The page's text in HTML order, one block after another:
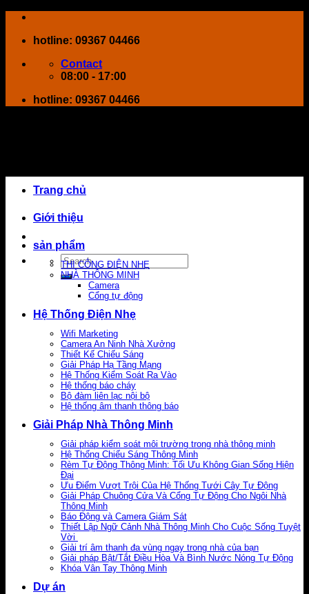
Skip
contenthotline: 09367 04466
Contact
08:00 - 17:00
hotline: 09367 04466
Search
for:
Trang chủ
Giới thiệu
sản phẩm
THI CÔNG ĐIỆN NHẸ
NHÀ THÔNG MINH
Camera
Cổng tự động
Hệ Thống Điện Nhẹ
Wifi Marketing
Camera An Ninh Nhà Xưởng
Thiết Kế Chiếu Sáng
Giải Pháp Hạ Tầng Mạng
Hệ Thống Kiểm Soát Ra Vào
Hệ thống báo cháy
Bộ đàm liên lạc nội bộ
Hệ thống âm thanh thông báo
Giải Pháp Nhà Thông Minh
Giải pháp kiểm soát môi trường trong nhà thông minh
Hệ Thống Chiếu Sáng Thông Minh
Rèm Tự Động Thông Minh: Tối Ưu Không Gian Sống Hiện
Đại
Ưu Điểm Vượt Trội Của Hệ Thống Tưới Cây Tự Động
Giải Pháp Chuông Cửa Và Cổng Tự Động Cho Ngôi Nhà
Thông Minh
Báo Động và Camera Giám Sát
Thiết Lập Ngữ Cảnh Nhà Thông Minh Cho Cuộc Sống Tuyệt
Vời
Giải trí âm thanh đa vùng ngay trong nhà của bạn
Giải pháp Bật/Tắt Điều Hòa Và Bình Nước Nóng Tự Động
Khóa Vân Tay Thông Minh
Dự án